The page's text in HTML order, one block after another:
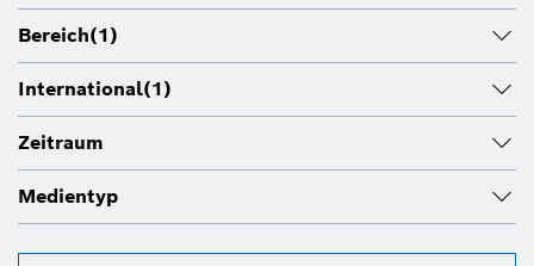
Bereich(1)
International(1)
Zeitraum
Medientyp